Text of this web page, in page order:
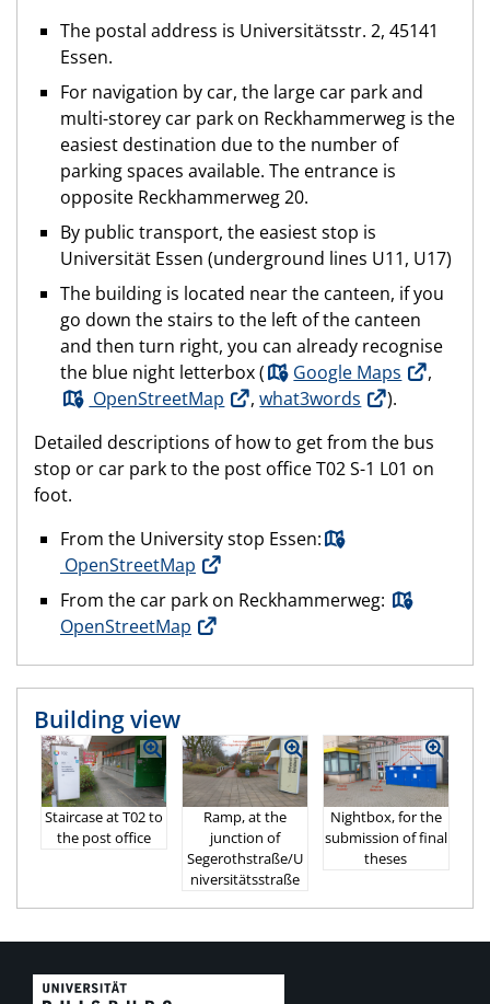
The postal address is Universitätsstr. 2, 45141
Essen.
For navigation by car, the large car park and
multi-storey car park on Reckhammerweg is the
easiest destination due to the number of
parking spaces available. The entrance is
opposite Reckhammerweg 20.
By public transport, the easiest stop is
Universität Essen (underground lines U11, U17)
The building is located near the canteen, if you
go down the stairs to the left of the canteen
and then turn right, you can already recognise
the blue night letterbox (
Google Maps
,
OpenStreetMap
,what3words
).
Detailed descriptions of how to get from the bus
stop or car park to the post office T02 S-1 L01 on
foot.
From the University stop Essen:
OpenStreetMap
From the car park on Reckhammerweg:
OpenStreetMap
Building view
Staircase at T02 to
the post office
Ramp, at the
junction of
Segerothstraße/U
niversitätsstraße
Nightbox, for the
submission of final
theses